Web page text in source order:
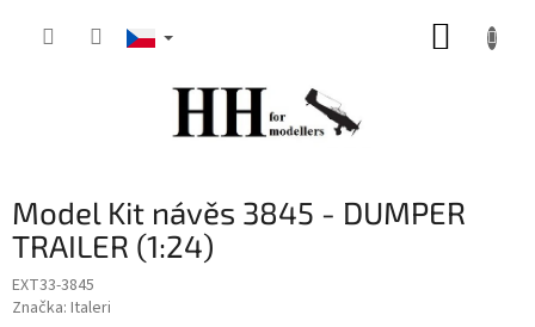
Model Kit návěs 3845 - DUMPER
TRAILER (1:24)
EXT33-3845
Značka: Italeri